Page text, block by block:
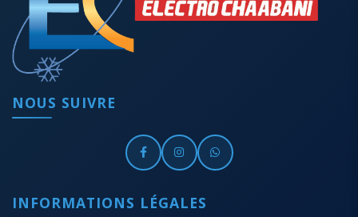
NOUS SUIVRE
INFORMATIONS LÉGALES